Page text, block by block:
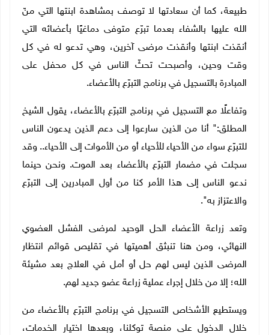
طبيعة، كما أن سعادتها لا توصف بمشاهدة ابنتها التي منّ
الله عليها بالشفاء بعدما تبرّع متوفى دماغيًا بأعضائه التي
أنقذت ابنتها وأنقذت مرضى آخرين، وهي تدعو له في كل
وقت وحين، وأصبحت تحثّ الناس في كل محفل على
المبادرة بالتسجيل في برنامج التبرّع بالأعضاء.
وتفاعلًا مع التسجيل في برنامج التبرّع بالأعضاء، يقول الشيخ
المطلق:" أنا من الذين سارعوا إلى دعم الذين يدعون الناس
للتبرّع سواء من الأحياء للأحياء أو من الأموات إلى الأحياء.. وقد
سجلت في مضمار التبرّع بالأعضاء بعد الموت. ونحن حينما
ندعو الناس إلى هذا الأمر كنا من أول المبادرين إلى التبرّع
والاعتزاز به".
وتعد زراعة الأعضاء الحل الوحيد لمرضى الفشل العضوي
النهائي، ومن هنا تنبثق أهميتها في تقليص قوائم انتظار
المرضى الذين ليس لهم حل أو أمل في العلاج بعد مشيئة
الله؛ إلا من خلال إجراء عملية زراعة عضو جديد لهم.
ويستطيع الأشخاص التسجيل في برنامج التبرّع بالأعضاء من
خلال الدخول على منصة توكلنا، وبعدها اختيار الخدمات،